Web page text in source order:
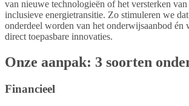
van nieuwe technologieën of het versterken
inclusieve energietransitie. Zo stimuleren we dat
onderdeel worden van het onderwijsaanbod én
direct toepasbare innovaties.
Onze aanpak: 3 soorten
Financieel